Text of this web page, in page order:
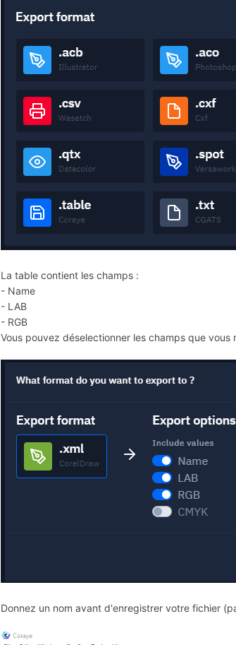
La table contient les champs :
- Name
- LAB
- RGB
Vous pouvez déselectionner les champs que
Donnez un nom avant d'enregistrer votre fichier